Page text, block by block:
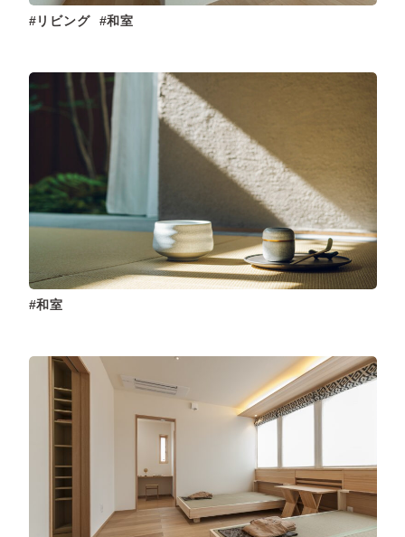
リビング 和室
和室